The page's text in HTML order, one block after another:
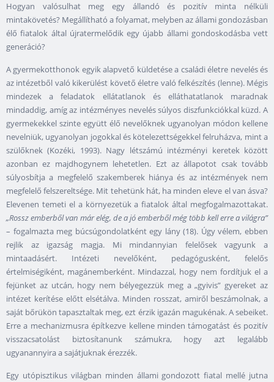
Hogyan valósulhat meg egy állandó és pozitív minta nélküli
mintakövetés? Megállítható a folyamat, melyben az állami gondozásban
élő fiatalok által újratermelődik egy újabb állami gondoskodásba vett
generáció?
A gyermekotthonok egyik alapvető küldetése a családi életre nevelés és
az intézetből való kikerülést követő életre való felkészítés (lenne). Mégis
mindezek a feladatok ellátatlanok és elláthatatlanok maradnak
mindaddig, amíg az intézményes nevelés súlyos diszfunkciókkal küzd. A
gyermekekkel szinte együtt élő nevelőknek ugyanolyan módon kellene
nevelniük, ugyanolyan jogokkal és kötelezettségekkel felruházva, mint a
szülőknek (Kozéki, 1993). Nagy létszámú intézményi keretek között
azonban ez majdhogynem lehetetlen. Ezt az állapotot csak tovább
súlyosbítja a megfelelő szakemberek hiánya és az intézmények nem
megfelelő felszereltsége. Mit tehetünk hát, ha minden eleve el van ásva?
Elevenen temeti el a környezetük a fiatalok által megfogalmazottakat.
„Rossz emberből van már elég, de a jó emberből még több kell erre a világra”
– fogalmazta meg búcsúgondolatként egy lány (18). Úgy vélem, ebben
rejlik az igazság magja. Mi mindannyian felelősek vagyunk a
mintaadásért. Intézeti nevelőként, pedagógusként, felelős
értelmiségiként, magánemberként. Mindazzal, hogy nem fordítjuk el a
fejünket az utcán, hogy nem bélyegezzük meg a „gyivis” gyereket az
intézet kerítése előtt elsétálva. Minden rosszat, amiről beszámolnak, a
saját bőrükön tapasztaltak meg, ezt érzik igazán magukénak. A sebeiket.
Erre a mechanizmusra építkezve kellene minden támogatást és pozitív
visszacsatolást biztosítanunk számukra, hogy azt legalább
ugyanannyira a sajátjuknak érezzék.
Egy utópisztikus világban minden állami gondozott fiatal mellé jutna